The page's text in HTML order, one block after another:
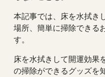
本記事では、床を水拭き
場所、簡単に掃除できる
す。
床を水拭きして開運効果
の掃除ができるグッズを